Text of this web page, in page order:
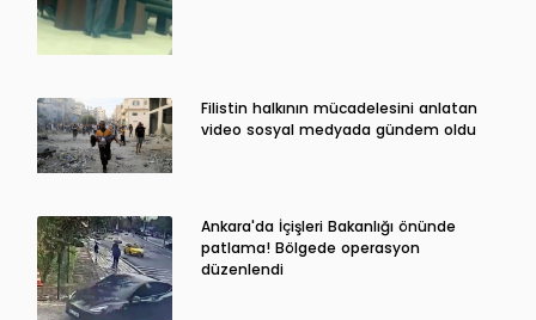
Filistin halkının mücadelesini anlatan
video sosyal medyada gündem oldu
Ankara'da İçişleri Bakanlığı önünde
patlama! Bölgede operasyon
düzenlendi